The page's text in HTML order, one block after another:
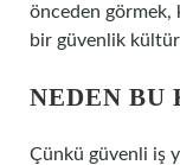
önceden görmek,
bir güvenlik
NEDEN BU
Çünkü güvenli iş